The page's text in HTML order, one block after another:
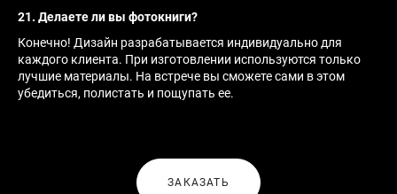
21. Делаете ли вы фотокниги?
Конечно! Дизайн разрабатывается индивидуально для
каждого клиента. При изготовлении используются только
лучшие материалы. На встрече вы сможете сами в этом
убедиться, полистать и пощупать ее.
ЗАКАЗАТЬ